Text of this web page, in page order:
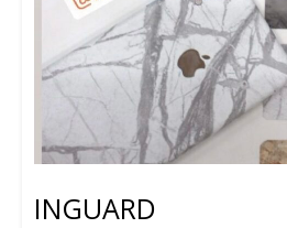
INGUARD